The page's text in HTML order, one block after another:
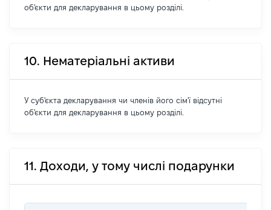
об'єкти для декларування в цьому розділі.
10. Нематеріальні активи
У суб'єкта декларування чи членів його сім'ї відсутні
об'єкти для декларування в цьому розділі.
11. Доходи, у тому числі подарунки